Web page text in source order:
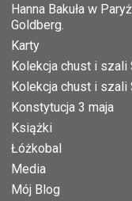
Hanna Bakuła w
Goldberg.
Karty
Kolekcja chust i
Kolekcja chust i
Konstytucja 3 maja
Książki
Łóżkobal
Media
Mój Blog